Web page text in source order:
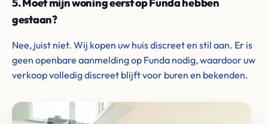
gestaan?
Nee, juist niet. Wij kopen uw huis discreet en stil aan. Er is
geen openbare aanmelding op Funda nodig, waardoor uw
verkoop volledig discreet blijft voor buren en bekenden.